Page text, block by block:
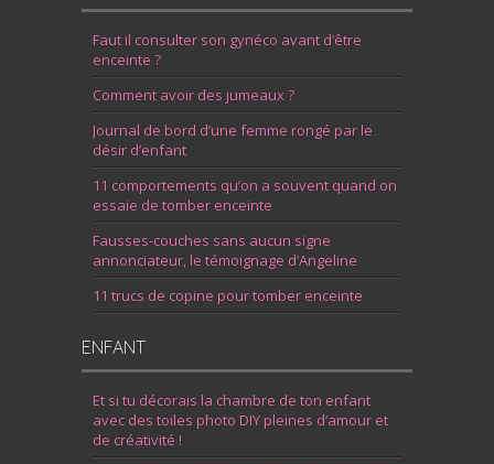
Faut il consulter son gynéco avant d’être
enceinte ?
Comment avoir des jumeaux ?
Journal de bord d’une femme rongé par le
désir d’enfant
11 comportements qu’on a souvent quand on
essaie de tomber enceinte
Fausses-couches sans aucun signe
annonciateur, le témoignage d’Angeline
11 trucs de copine pour tomber enceinte
ENFANT
Et si tu décorais la chambre de ton enfant
avec des toiles photo DIY pleines d’amour et
de créativité !